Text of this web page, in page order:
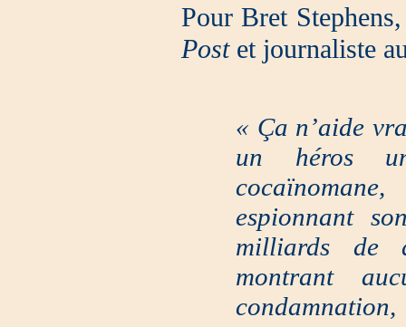
Pour Bret
Post et journaliste
« Ça n’aide
un héros
espionnant
milliards de
montrant